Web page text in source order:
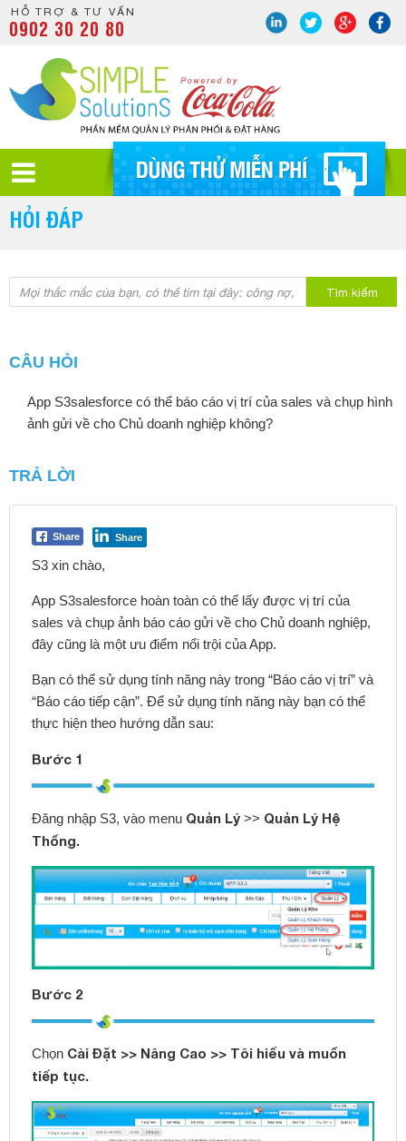
HỖ TRỢ & TƯ VẤN
0902 30 20 80
HỎI ĐÁP
Tìm kiếm
CÂU HỎI
App S3salesforce có thể báo cáo vị trí của sales và chụp hình
ảnh gửi về cho Chủ doanh nghiệp không?
TRẢ LỜI
Share Share
S3 xin chào,
App S3salesforce hoàn toàn có thể lấy được vị trí của
sales và chụp ảnh báo cáo gửi về cho Chủ doanh nghiệp,
đây cũng là một ưu điểm nổi trội của App.
Bạn có thể sử dụng tính năng này trong “Báo cáo vị trí” và
“Báo cáo tiếp cận”. Để sử dụng tính năng này bạn có thể
thực hiện theo hướng dẫn sau:
Bước 1
Đăng nhập S3, vào menu Quản Lý >> Quản Lý Hệ
Thống.
Bước 2
Chọn Cài Đặt >> Nâng Cao >> Tôi hiểu và muốn
tiếp tục.